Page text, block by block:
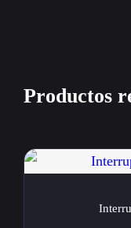
Productos